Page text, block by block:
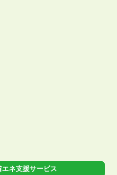
ネ支援サービス